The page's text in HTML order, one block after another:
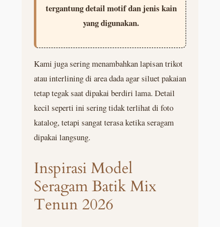
tergantung detail motif dan jenis kain
yang digunakan.
Kami juga sering menambahkan lapisan trikot
atau interlining di area dada agar siluet pakaian
tetap tegak saat dipakai berdiri lama. Detail
kecil seperti ini sering tidak terlihat di foto
katalog, tetapi sangat terasa ketika seragam
dipakai langsung.
Inspirasi Model
Seragam Batik Mix
Tenun 2026